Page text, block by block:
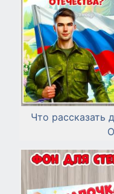
Что рассказать